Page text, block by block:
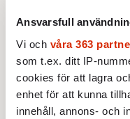
Ansvarsfull
Vi och våra 363
som t.ex. ditt IP-
cookies för att lagra
enhet för att kunna
innehåll, annons- och
KRÖNIKA
4.Nina Lekander: På
alla om att vara
KRÖNIKA
5. Sakine Madon:
vänstern för Agnes
STICKET
6.Dan Korn:Quisling,